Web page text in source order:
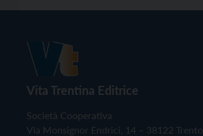
Vita Trentina Editrice
Società Cooperativa
Via Monsignor Endrici, 14 – 38122 Trento